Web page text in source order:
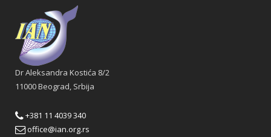
Dr Aleksandra Kostića 8/2
11000 Beograd, Srbija
+381 11 4039 340
office@ian.org.rs